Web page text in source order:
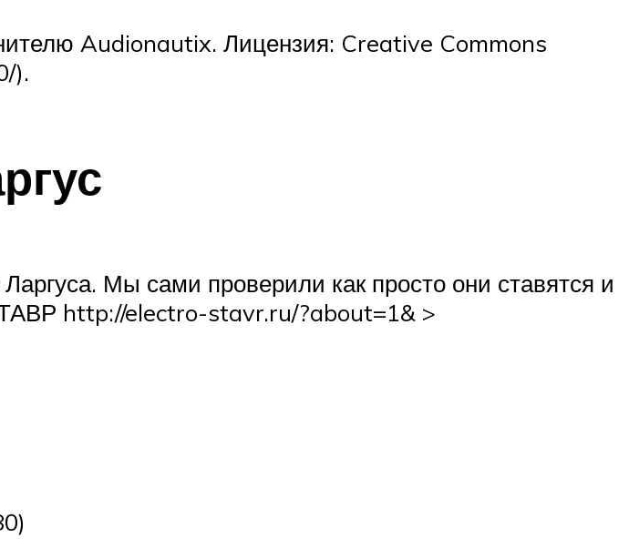
Audionautix. Лицензия: Creative Commons
).
Мы сами проверили как просто они ставятся и
http://electro-stavr.ru/?about=1& >